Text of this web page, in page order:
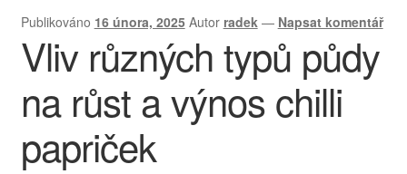
KQL cheatsheet
Zásady ochrany osobních údajů
Publikováno 16 února, 2025 Autor radek — Napsat komentář
Vliv různých typů půdy
na růst a výnos chilli
papriček